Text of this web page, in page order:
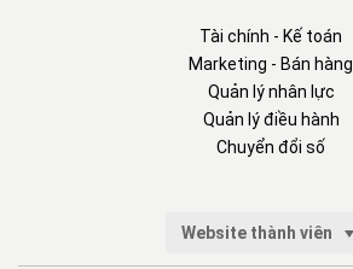
Tài chính - Kế toán
Marketing - Bán hàng
Quản lý nhân lực
Quản lý điều hành
Chuyển đổi số
Website thành viên